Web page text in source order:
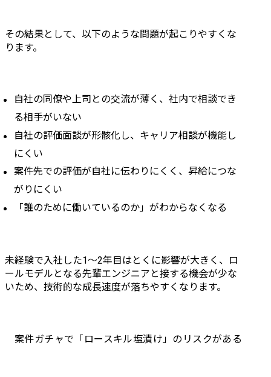
その結果として、以下のような問題が起こりやすくな
ります。
自社の同僚や上司との交流が薄く、社内で相談でき
る相手がいない
自社の評価面談が形骸化し、キャリア相談が機能し
にくい
案件先での評価が自社に伝わりにくく、昇給につな
がりにくい
「誰のために働いているのか」がわからなくなる
未経験で入社した1〜2年目はとくに影響が大きく、ロ
ールモデルとなる先輩エンジニアと接する機会が少な
いため、技術的な成長速度が落ちやすくなります。
案件ガチャで「ロースキル塩漬け」のリスクがある